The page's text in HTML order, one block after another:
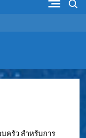
เคราะห์
ครัว สำหรับการ